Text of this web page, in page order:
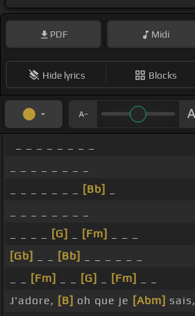
PDF Midi
Hide lyrics Blocks
[Bb]
[G] [Fm]
[Gb]
[Bb]
[Fm] [G] [Fm]
J'adore, [B] oh que je [Abm] sais,